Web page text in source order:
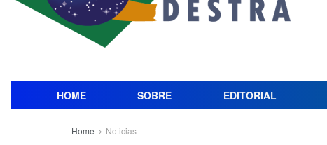
HOME SOBRE EDITORIAL
Home Noticias